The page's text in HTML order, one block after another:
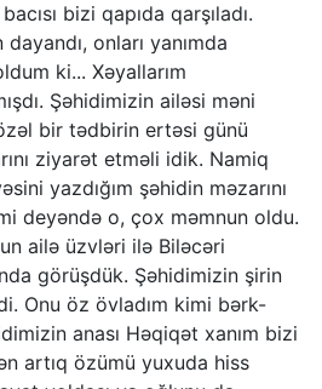
bizi qapıda qarşıladı.
onları yanımda
ki... Xəyallarım
Şəhidimizin ailəsi məni
bir tədbirin ertəsi günü
ziyarət etməli idik. Namiq
yazdığım şəhidin məzarını
deyəndə o, çox məmnun oldu.
ailə üzvləri ilə Biləcəri
görüşdük. Şəhidimizin şirin
Onu öz övladım kimi bərk-
anası Həqiqət xanım bizi
artıq özümü yuxuda hiss